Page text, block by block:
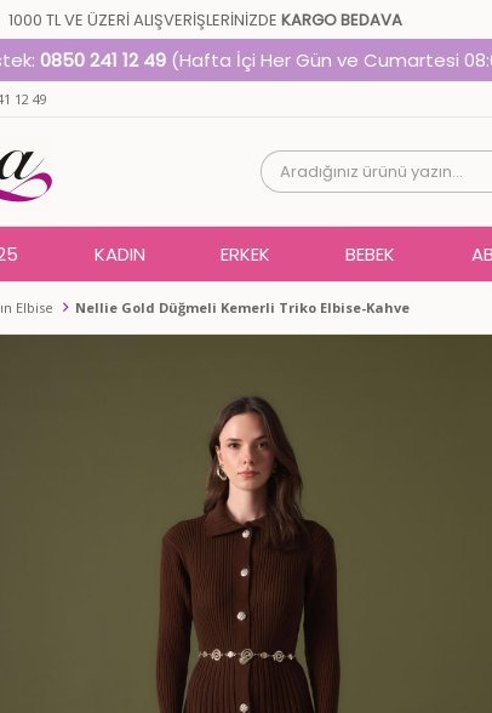
1000 TL VE ÜZERİ ALIŞVERİŞLERİNİZDEKARGO BEDAVA
0850 241 12 49 (Hafta İçi Her Gün ve Cumartesi
12 49
KADIN ERKEK BEBEK
Elbise Nellie Gold Düğmeli Kemerli Triko Elbise-Kahve